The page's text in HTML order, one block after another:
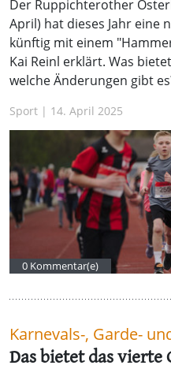
Der Ruppichterother
April) hat dieses Jahr eine
künftig mit einem
Kai Reinl erklärt. Was
welche Änderungen gibt
Sport | 14. April 2025
0 Kommentar(e)
Karnevals-, Garde-
Das bietet das vierte